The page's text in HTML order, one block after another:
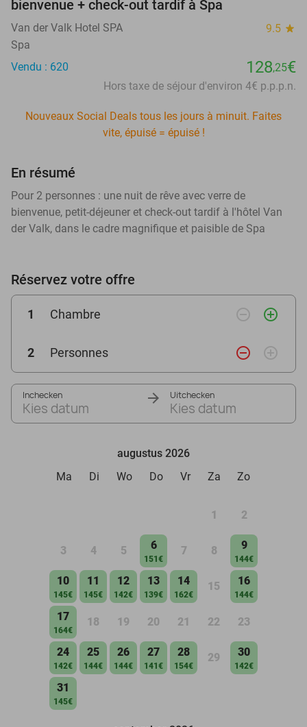
bienvenue + check-out tardif à Spa
Van der Valk Hotel SPA 9.5 star
Spa
Vendu : 620
128,25€
Hors taxe de séjour d'environ 4€ p.p.p.n.
Nouveaux Social Deals tous les jours à minuit. Faites
vite, épuisé = épuisé !
En résumé
Pour 2 personnes : une nuit de rêve avec verre de
bienvenue, petit-déjeuner et check-out tardif à l'hôtel Van
der Valk, dans le cadre magnifique et paisible de Spa
Réservez votre offre
1 Chambre remove_circle_outline add_circle_outline
2 Personnes remove_circle_outline add_circle_outline
Inchecken
Kies datum
Uitchecken
Kies datum
augustus 2026
Ma
Di Wo Do Vr Za Zo
1 2
3 4 5 6
151€
7 8 9
144€
10
145€
11
145€
12
142€
13
139€
14
162€
15 16
144€
17
164€
18 19 20 21 22 23
24
142€
25
144€
26
144€
27
141€
28
154€
29 30
142€
31
145€